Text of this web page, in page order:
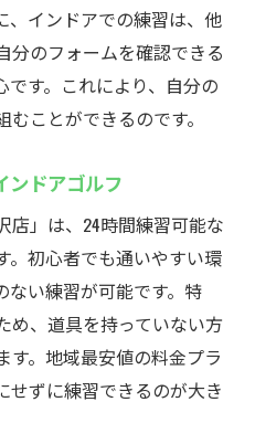
、インドアでの練習は、他
分のフォームを確認できる
です。これにより、自分の
ことができるのです。
ンドアゴルフ
店」は、24時間練習可能な
。初心者でも通いやすい環
ない練習が可能です。特
め、道具を持っていない方
す。地域最安値の料金プラ
せずに練習できるのが大き